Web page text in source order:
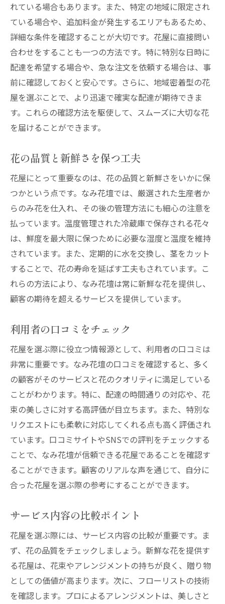
れている場合もあります。また、特定の地域に限定され
ている場合や、追加料金が発生するエリアもあるため、
詳細な条件を確認することが大切です。花屋に直接問い
合わせをすることも一つの方法です。特に特別な日時に
配達を希望する場合や、急な注文を依頼する場合は、事
前に確認しておくと安心です。さらに、地域密着型の花
屋を選ぶことで、より迅速で確実な配達が期待できま
す。これらの確認方法を駆使して、スムーズに大切な花
を届けることができます。
花の品質と新鮮さを保つ工夫
花屋にとって重要なのは、花の品質と新鮮さをいかに保
つかという点です。なみ花壇では、厳選された生産者か
らのみ花を仕入れ、その後の管理方法にも細心の注意を
払っています。温度管理された冷蔵庫で保存される花々
は、鮮度を最大限に保つために必要な湿度と温度を維持
されています。また、定期的に水を交換し、茎をカット
することで、花の寿命を延ばす工夫もされています。こ
れらの方法により、なみ花壇は常に新鮮な花を提供し、
顧客の期待を超えるサービスを提供しています。
利用者の口コミをチェック
花屋を選ぶ際に役立つ情報源として、利用者の口コミは
非常に重要です。なみ花壇の口コミを確認すると、多く
の顧客がそのサービスと花のクオリティに満足している
ことがわかります。特に、配達の時間通りの対応や、花
束の美しさに対する高評価が目立ちます。また、特別な
リクエストにも柔軟に対応してくれる点も高く評価され
ています。口コミサイトやSNSでの評判をチェックする
ことで、なみ花壇が信頼できる花屋であることを確認す
ることができます。顧客のリアルな声を通じて、自分に
合った花屋を選ぶ際の参考にすることができます。
サービス内容の比較ポイント
花屋を選ぶ際には、サービス内容の比較が重要です。ま
ず、花の品質をチェックしましょう。新鮮な花を提供す
る花屋は、花束やアレンジメントの持ちが良く、贈り物
としての価値が高まります。次に、フローリストの技術
を確認します。プロによるアレンジメントは、美しさと